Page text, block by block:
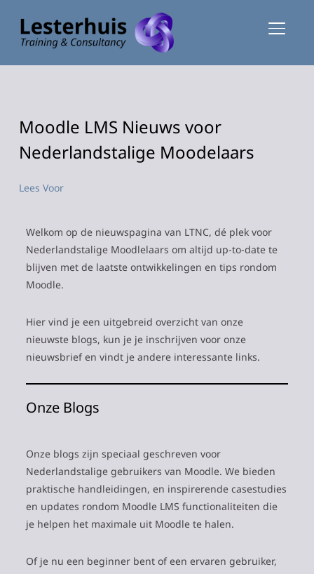
Moodle LMS Nieuws voor
Nederlandstalige Moodelaars
Lees Voor
Welkom op de nieuwspagina van LTNC, dé plek voor
Nederlandstalige Moodlelaars om altijd up-to-date te
blijven met de laatste ontwikkelingen en tips rondom
Moodle.
Hier vind je een uitgebreid overzicht van onze
nieuwste blogs, kun je je inschrijven voor onze
nieuwsbrief en vindt je andere interessante links.
Onze Blogs
Onze blogs zijn speciaal geschreven voor
Nederlandstalige gebruikers van Moodle. We bieden
praktische handleidingen, en inspirerende casestudies
en updates rondom Moodle LMS functionaliteiten die
je helpen het maximale uit Moodle te halen.
Of je nu een beginner bent of een ervaren gebruiker,